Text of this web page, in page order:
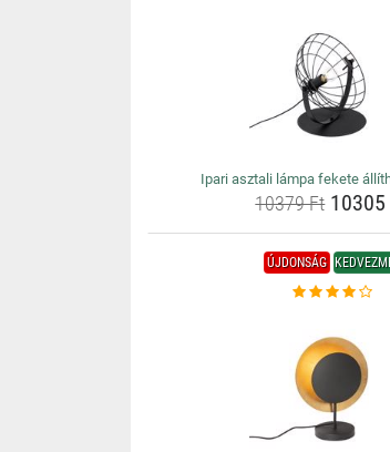
Ipari asztali lámpa fekete
10379 Ft10305
ÚJDONSÁG